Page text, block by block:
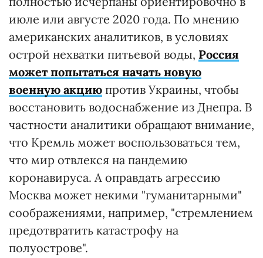
июле или августе 2020 года. По мнению
американских аналитиков, в условиях
острой нехватки питьевой воды, Россия
может попытаться начать новую
военную акцию против Украины, чтобы
восстановить водоснабжение из Днепра. В
частности аналитики обращают внимание,
что Кремль может воспользоваться тем,
что мир отвлекся на пандемию
коронавируса. А оправдать агрессию
Москва может некими "гуманитарными"
соображениями, например, "стремлением
предотвратить катастрофу на
полуострове".